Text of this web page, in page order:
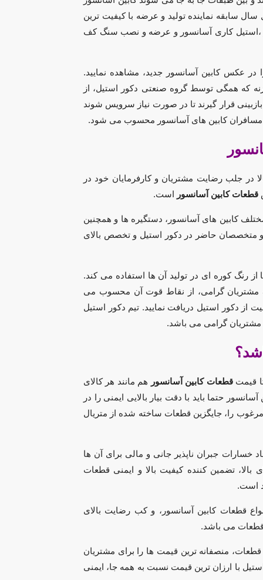
سال سابقه نماینده تولید و عرضه با کیفیت ترین
کاری آسانسور و عرضه و نصب سنگ کف
در عکس کابین آسانسور جدید، مشاهده نمایید.
وزنه که همگی توسط گروه صنعتی دکور استیل، از
قرار گیرند تا در صورت نیاز سرویس شوند
مسافران کابین های آسانسور محسوب می شود.
در جلب رضایت مشتریان و کارفرمایان خود در
قطعات کابین آسانسور است.
کابین های آسانسور، دستگیره ها و همچنین
متخصصان حاضر در دکور استیل و تخصص بالای
رنگ کوره ای در تولید آن ها استفاده می کند.
مشتریان گرامی، از نقاط قوت آن محسوب می
از دکور استیل دریافت نمایید. تیم دکور استیل
گرامی می باشد.
قیمتقطعات کابین آسانسور هم مانند هر کالای
حتما باید با دقت بیار بالایی ایمنی را در
را، جایگزین قطعات ساخته شده از متریال
خسارات جبران ناپذیر جانی و مالی برای آن ها
تضمین کننده کیفیت بالا و ایمنی قطعات
است.
قطعات کابین آسانسور، و کب رضایت بالای
قطعات می باشد.
منصفانه ترین قیمت ها را برای مشتریان
با ارزان ترین قیمت نسبت به همه جا، ایمنی